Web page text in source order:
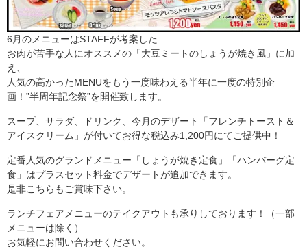
6月のメニューはSTAFFが考案した
お肉が苦手な人にオススメの「大豆ミートのしょうが焼き風」に加
え、
人気の高かったMENUをもう一度味わえる半年に一度の特別企
画！”半周年記念祭”を開催致します。
スープ、サラダ、ドリンク、今月のデザート「フレンチトースト＆
アイスクリーム」が付いてお得な税込み1,200円にてご提供中！
定番人気のグランドメニュー「しょうが焼き定食」「ハンバーグ定
食」はプラスセット料金でデザートが追加できます。
是非こちらもご賞味下さい。
ランチフェアメニューのテイクアウトも承りしております！（一部
メニューは除く）
お気軽にお問い合わせください。